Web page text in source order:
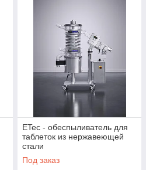
ETec - обеспыливатель для
таблеток из нержавеющей
стали
Под заказ